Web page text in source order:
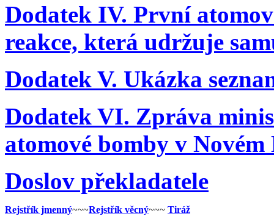
Dodatek IV. První
reakce, která udržuje
Dodatek V. Ukázka
Dodatek VI. Zpráva
atomové bomby v
Doslov překladatele
Rejstřík jmenný~~~Rejstřík věcný~~~ Tiráž